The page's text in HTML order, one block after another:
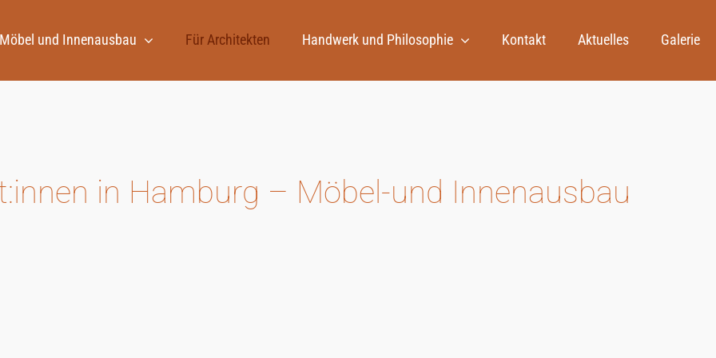
Möbel und Innenausbau Für Architekten Handwerk und Philosophie Kontakt Aktuelles Galerie
in Hamburg – Möbel-und Innenausbau